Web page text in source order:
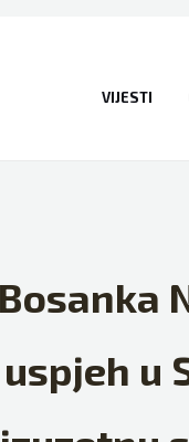
VIJESTI
u